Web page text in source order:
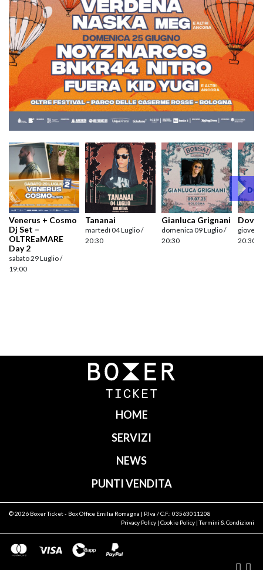
Venerus + Cosmo
Dj Set –
OLTREaMARE
Day 2
sabato 29 Luglio /
19:00
Tananai
martedì 04 Luglio /
20:30
Gianluca Grignani
domenica 09 Luglio /
20:30
Dov’è
giovedì
20:30
Navigazione
HOME
SERVIZI
NEWS
PUNTI VENDITA
© 2026 Boxer Ticket- Box Office Emilia Romagna | P.Iva / C.F.: 03563011208
Privacy Policy | Cookie Policy |Termini & Condizioni